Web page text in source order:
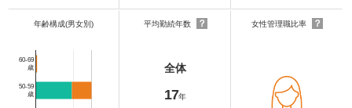
年齢構成(男女別)
60-69
歳
50-59
歳
平均勤続年数 ？
全体
17年
女性管理職比率 ？